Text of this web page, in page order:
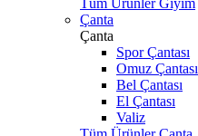
Tüm Ürünler Giyim
Çanta
Çanta
Spor Çantası
Omuz Çantası
Bel Çantası
El Çantası
Valiz